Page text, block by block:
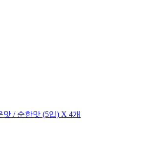
/ 순한맛 (5입) X 4개